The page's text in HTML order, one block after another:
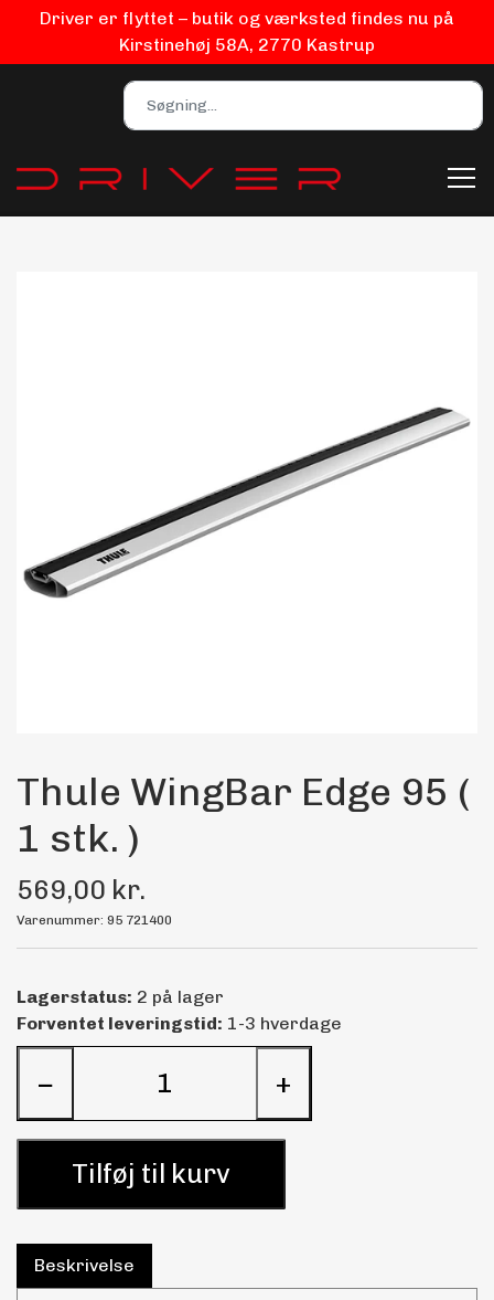
Driver er flyttet – butik og værksted findes nu på
Kirstinehøj 58A, 2770 Kastrup
Maling
Kemi
Thule WingBar Edge 95 (
1 stk. )
569,00 kr.
Varenummer: 95 721400
Lagerstatus: 2 på lager
Forventet leveringstid: 1-3 hverdage
− +
Tilføj til kurv
Beskrivelse